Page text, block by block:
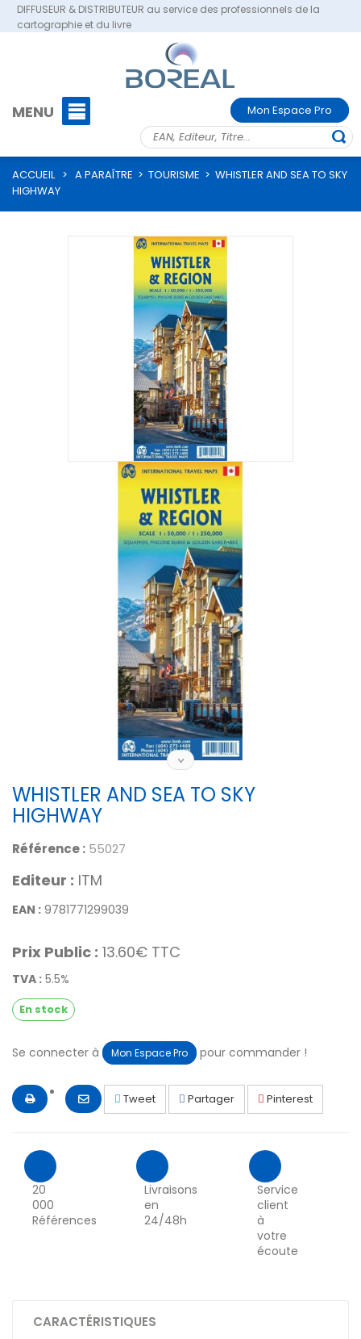
DIFFUSEUR & DISTRIBUTEUR au service des professionnels de la
cartographie et du livre
MENU Mon Espace Pro
ACCUEIL > A PARAÎTRE > TOURISME > WHISTLER AND SEA TO SKY
HIGHWAY
WHISTLER AND SEA TO SKY
HIGHWAY
Référence : 55027
Editeur : ITM
EAN : 9781771299039
Prix Public : 13.60€ TTC
TVA : 5.5%
En stock
Se connecter à Mon Espace Pro pour commander !
Tweet Partager Pinterest
20
000
Références
Livraisons
en
24/48h
Service
client
à
votre
écoute
CARACTÉRISTIQUES